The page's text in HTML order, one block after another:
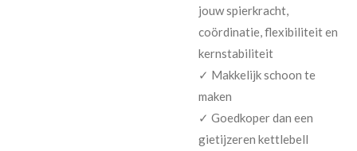
jouw spierkracht,
coördinatie, flexibiliteit en
kernstabiliteit
✓ Makkelijk schoon te
maken
✓ Goedkoper dan een
gietijzeren kettlebell